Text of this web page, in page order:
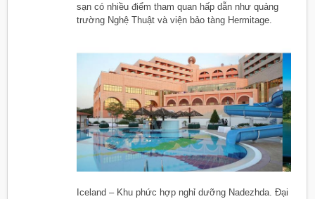
sạn có nhiều điểm tham quan hấp dẫn như quảng
trường Nghệ Thuật và viện bảo tàng Hermitage.
Iceland – Khu phức hợp nghỉ dưỡng Nadezhda. Đại